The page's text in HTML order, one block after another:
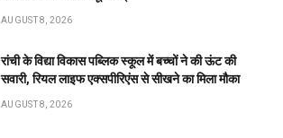
AUGUST 8, 2026
रांची के विद्या विकास पब्लिक स्कूल में बच्चों ने की ऊंट की
सवारी, रियल लाइफ एक्सपीरिएंस से सीखने का मिला मौका
AUGUST 8, 2026